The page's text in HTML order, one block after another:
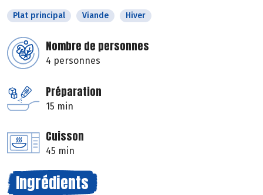
Plat principal Viande Hiver
Nombre de personnes
4 personnes
Préparation
15 min
Cuisson
45 min
Ingrédients